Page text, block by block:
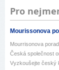
Pro
Mourissonova
Mourrisonova
Česká společnost
Vyzkoušejte český